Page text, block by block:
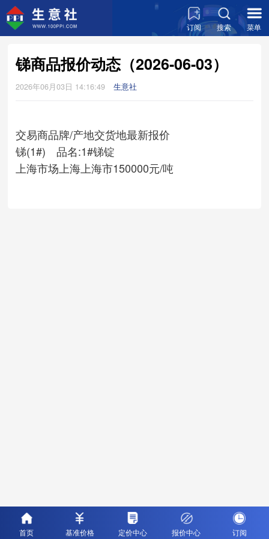
订阅 搜索 菜单
锑商品报价动态（2026-06-03）
2026年06月03日 14:16:49 生意社
交易商品牌/产地交货地最新报价
锑(1#) 品名:1#锑锭
上海市场 上海 上海市150000元/吨
首页 基准价格 定价中心 报价中心 订阅